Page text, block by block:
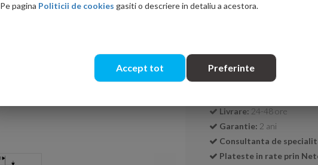
Cantitate:
Transport GRATUIT la
Livrare: 24-48 ore
Garantie: 2 ani
Consultanta de
Plateste in rate prin
Pe pagina Politicii de cookies gasiti o descriere in detaliu a acestora.
Accept tot Preferinte